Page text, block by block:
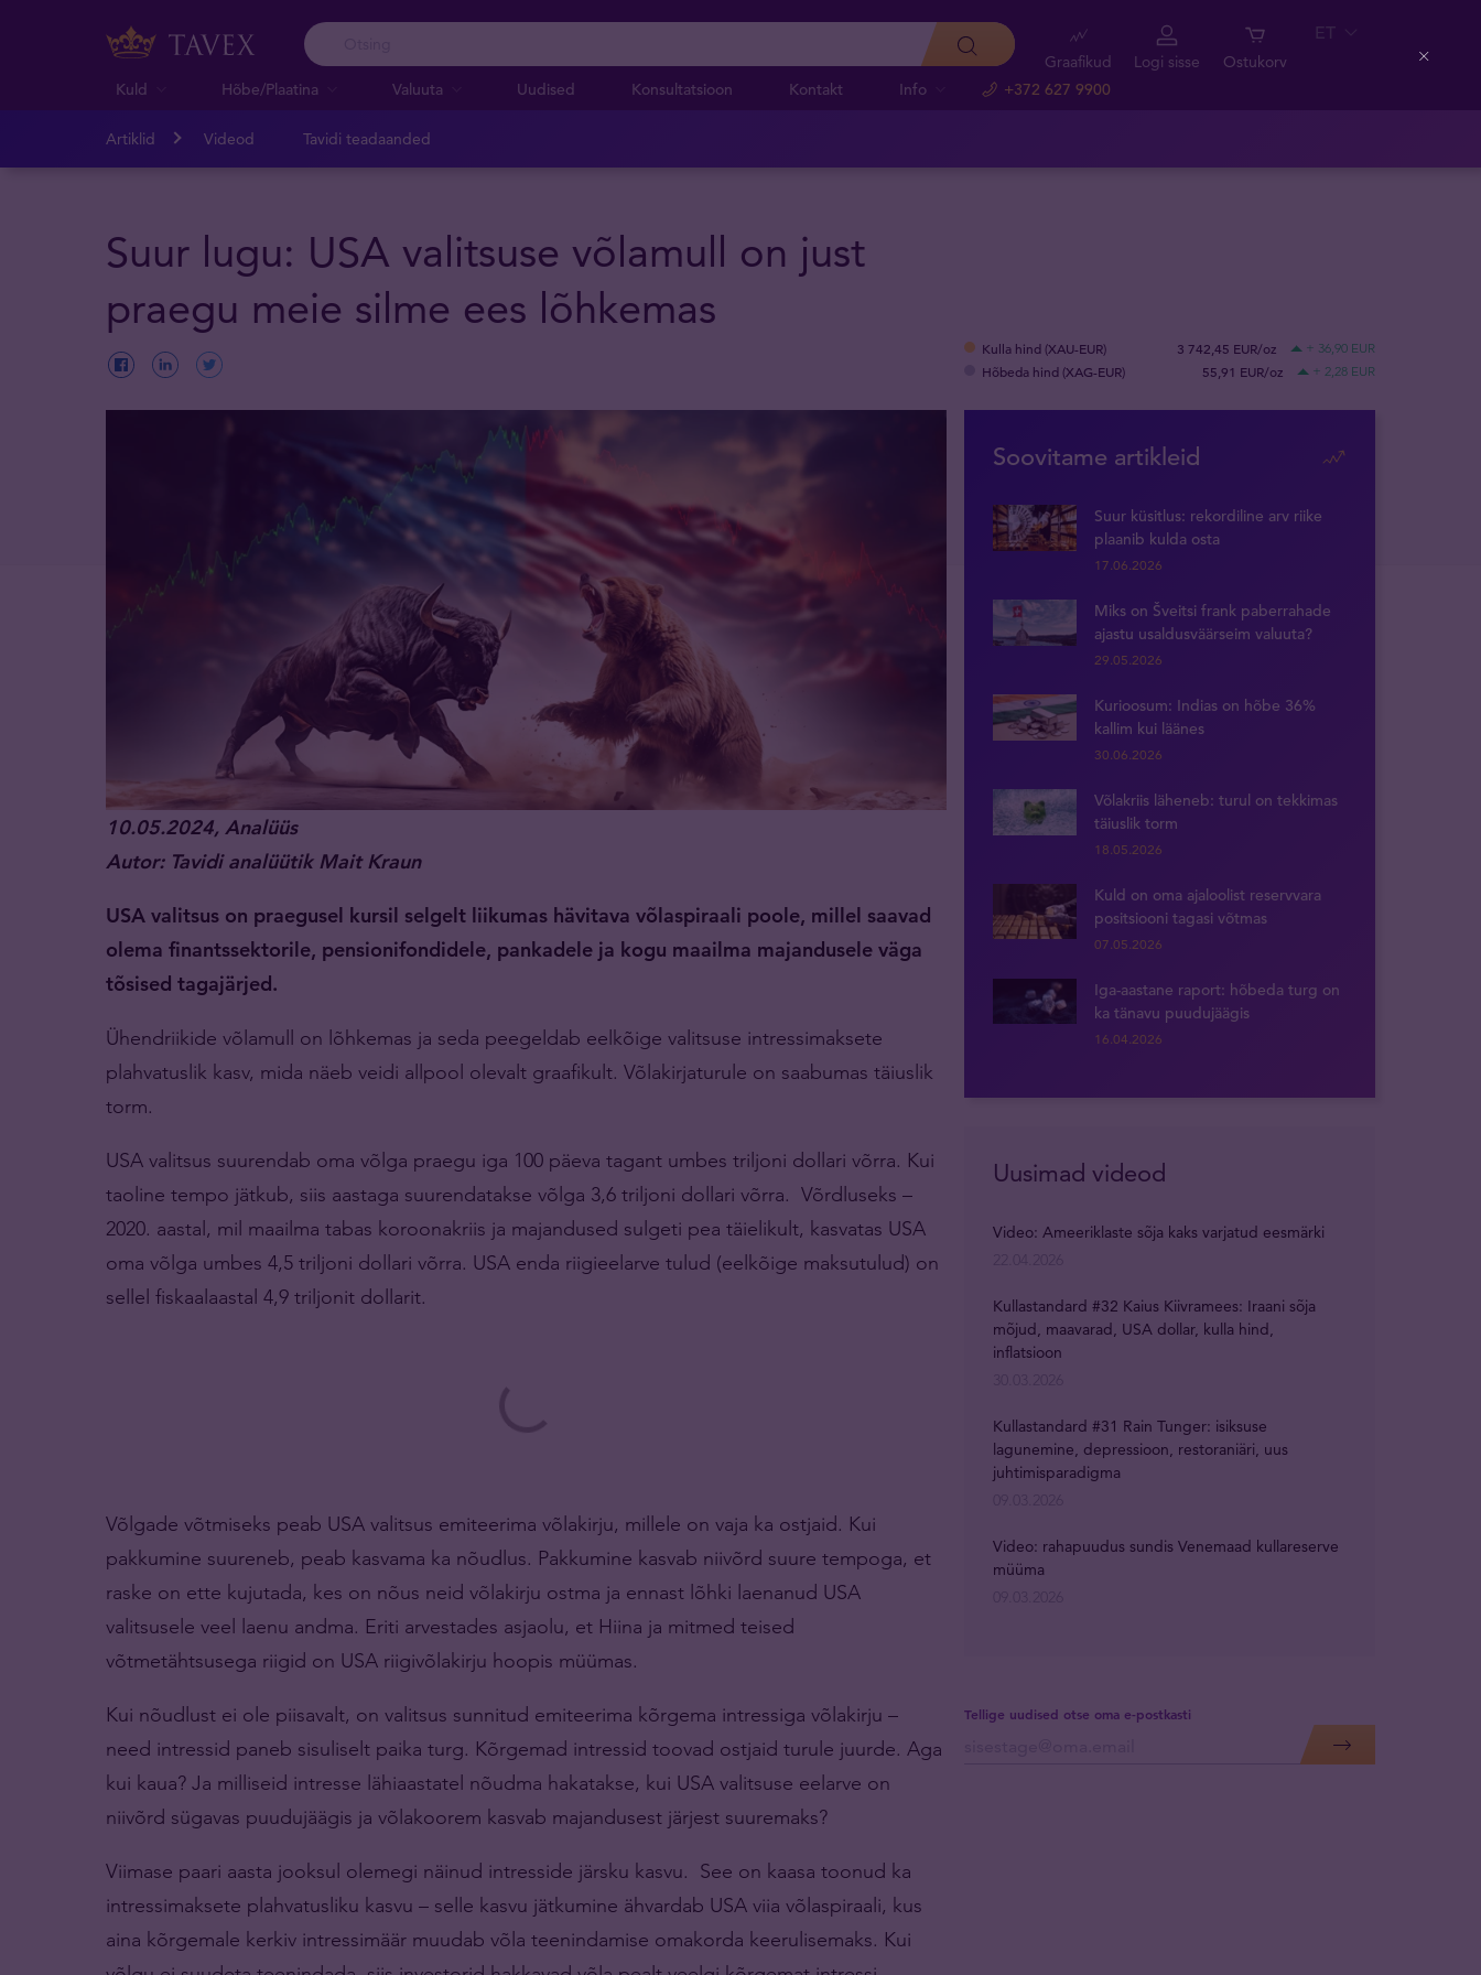
Kuld Hõbe/Plaatina Valuuta Uudised Konsultatsioon Kontakt Info +372 627 9900
Graafikud Logi sisse Ostukorv
ET
Artiklid Videod Tavidi teadaanded
Suur lugu: USA valitsuse võlamull on just
praegu meie silme ees lõhkemas
Kulla hind (XAU-EUR) 3 742,45 EUR/oz + 36,90 EUR
Hõbeda hind (XAG-EUR) 55,91 EUR/oz + 2,28 EUR
10.05.2024, Analüüs
Autor: Tavidi analüütik Mait Kraun
USA valitsus on praegusel kursil selgelt liikumas hävitava võlaspiraali poole, millel saavad
olema finantssektorile, pensionifondidele, pankadele ja kogu maailma majandusele väga
tõsised tagajärjed.
Ühendriikide võlamull on lõhkemas ja seda peegeldab eelkõige valitsuse intressimaksete
plahvatuslik kasv, mida näeb veidi allpool olevalt graafikult. Võlakirjaturule on saabumas täiuslik
torm.
USA valitsus suurendab oma võlga praegu iga 100 päeva tagant umbes triljoni dollari võrra. Kui
taoline tempo jätkub, siis aastaga suurendatakse võlga 3,6 triljoni dollari võrra. Võrdluseks –
2020. aastal, mil maailma tabas koroonakriis ja majandused sulgeti pea täielikult, kasvatas USA
oma võlga umbes 4,5 triljoni dollari võrra. USA enda riigieelarve tulud (eelkõige maksutulud) on
sellel fiskaalaastal 4,9 triljonit dollarit.
Võlgade võtmiseks peab USA valitsus emiteerima võlakirju, millele on vaja ka ostjaid. Kui
pakkumine suureneb, peab kasvama ka nõudlus. Pakkumine kasvab niivõrd suure tempoga, et
raske on ette kujutada, kes on nõus neid võlakirju ostma ja ennast lõhki laenanud USA
valitsusele veel laenu andma. Eriti arvestades asjaolu, et Hiina ja mitmed teised
võtmetähtsusega riigid on USA riigivõlakirju hoopis müümas.
Kui nõudlust ei ole piisavalt, on valitsus sunnitud emiteerima kõrgema intressiga võlakirju –
need intressid paneb sisuliselt paika turg. Kõrgemad intressid toovad ostjaid turule juurde. Aga
kui kaua? Ja milliseid intresse lähiaastatel nõudma hakatakse, kui USA valitsuse eelarve on
niivõrd sügavas puudujäägis ja võlakoorem kasvab majandusest järjest suuremaks?
Viimase paari aasta jooksul olemegi näinud intresside järsku kasvu. See on kaasa toonud ka
intressimaksete plahvatusliku kasvu – selle kasvu jätkumine ähvardab USA viia võlaspiraali, kus
aina kõrgemale kerkiv intressimäär muudab võla teenindamise omakorda keerulisemaks. Kui
Soovitame artikleid
Suur küsitlus: rekordiline arv riike
plaanib kulda osta
17.06.2026
Miks on Šveitsi frank paberrahade
ajastu usaldusväärseim valuuta?
29.05.2026
Kurioosum: Indias on hõbe 36%
kallim kui läänes
30.06.2026
Võlakriis läheneb: turul on tekkimas
täiuslik torm
18.05.2026
Kuld on oma ajaloolist reservvara
positsiooni tagasi võtmas
07.05.2026
Iga-aastane raport: hõbeda turg on
ka tänavu puudujäägis
16.04.2026
Tellige uudised otse oma e-postkasti
Uusimad videod
Video: Ameeriklaste sõja kaks varjatud eesmärki
Kullastandard #32 Kaius Kiivramees: Iraani sõja
mõjud, maavarad, USA dollar, kulla hind,
inflatsioon
Kullastandard #31 Rain Tunger: isiksuse
lagunemine, depressioon, restoraniäri, uus
juhtimisparadigma
Video: rahapuudus sundis Venemaad kullareserve
müüma
Close